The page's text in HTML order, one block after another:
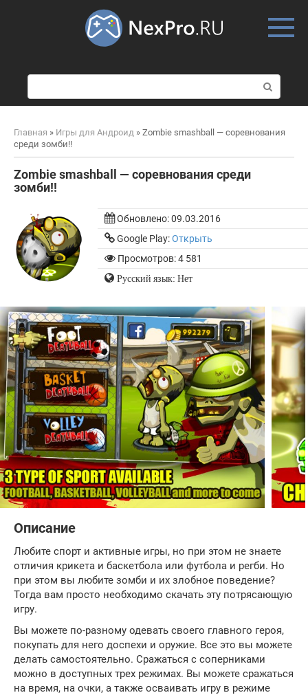
о
и
к
Главная » Игры для Андроид » Zombie smashball — соревнования
среди зомби!!
Zombie smashball — соревнования среди
зомби!!
Обновлено:09.03.2016
Google Play:Открыть
Просмотров: 4 581
Русский язык: Нет
Описание
Любите спорт и активные игры, но при этом не знаете
отличия крикета и баскетбола или футбола и регби. Но
при этом вы любите зомби и их злобное поведение?
Тогда вам просто необходимо скачать эту потрясающую
игру.
Вы можете по-разному одевать своего главного героя,
покупать для него доспехи и оружие. Все это вы можете
делать самостоятельно. Сражаться с соперниками
можно в доступных трех режимах. Вы можете сражаться
на время, на очки, а также осваивать игру в режиме